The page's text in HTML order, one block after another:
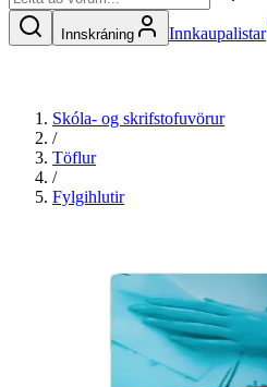
Innskráning Innkaupalistar
Skóla- og skrifstofuvörur
/
Töflur
/
Fylgihlutir